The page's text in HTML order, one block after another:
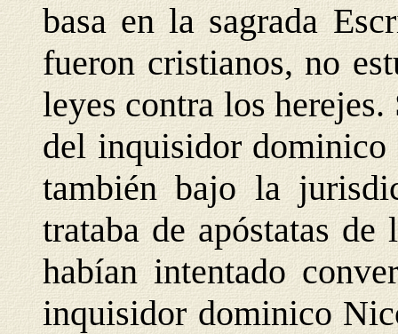
basa en la sagrada
fueron cristianos, no
leyes contra los
del inquisidor
también bajo la
trataba de apóstatas
habían intentado
inquisidor dominico